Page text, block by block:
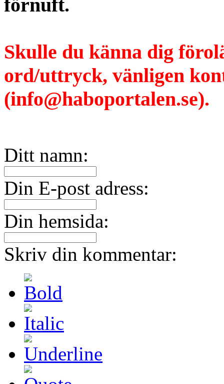
förnuft.
Skulle du känna dig
ord/uttryck, vänligen
(info@haboportalen.se).
Ditt namn:
Din E-post adress:
Din hemsida:
Skriv din kommentar: